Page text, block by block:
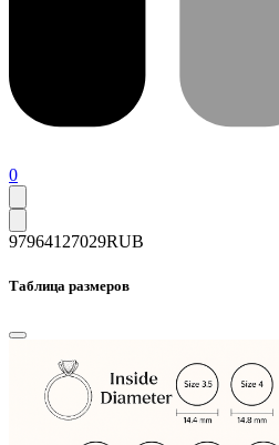
0
97964127029RUB
Таблица размеров